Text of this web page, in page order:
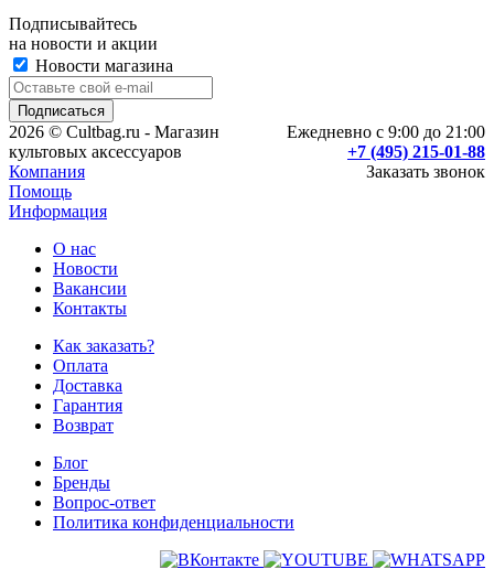
Подписывайтесь
на новости и акции
Новости магазина
Ежедневно с 9:00 до 21:00
+7 (495) 215-01-88
Заказать звонок
2026 © Cultbag.ru - Магазин
культовых аксессуаров
Компания
Помощь
Информация
О нас
Новости
Вакансии
Контакты
Как заказать?
Оплата
Доставка
Гарантия
Возврат
Блог
Бренды
Вопрос-ответ
Политика конфиденциальности